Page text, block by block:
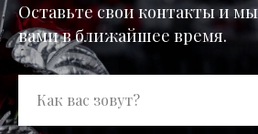
Оставьте свои контакты и
вами в ближайшее время.
Как вас зовут?